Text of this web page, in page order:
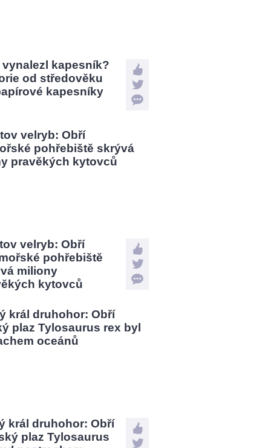
vynalezl kapesník?
od středověku
kapesníky
velryb: Obří
pohřebiště
miliony
kytovců
král druhohor: Obří
plaz Tylosaurus